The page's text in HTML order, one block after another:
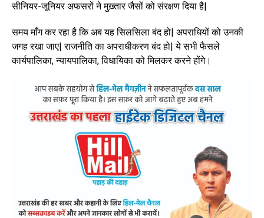
सीनियर-जूनियर अफसरों ने मुख़्तार जैसों को संरक्षण दिया है|
समय माँग कर रहा है कि अब यह सिलसिला बंद हो| अपराधियों को उनकी
जगह रखा जाए| राजनीति का अपराधीकरण बंद हो| ये सभी फैसले
कार्यपालिका, न्यायपालिका, विधायिका को मिलकर करने होंगे।